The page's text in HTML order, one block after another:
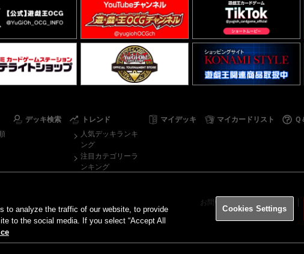
デッキ検索
トレンド
人気デッキランキ
ング
注目カテゴリーラ
ンキング
マイデッキ マイカードリスト Ｑ
お問い合わせ
to analyze the traffic of our website, to provide
to the social media. If you select “Accept All
Cookies Settings